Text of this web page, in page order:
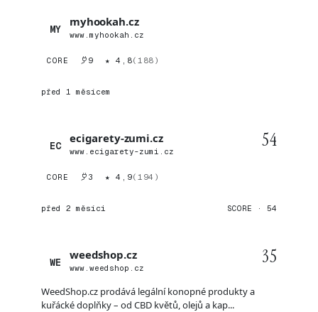
MY
myhookah.cz
www.myhookah.cz
CORE 9 ★ 4,8(188)
před 1 měsícem
EC
ecigarety-zumi.cz
www.ecigarety-zumi.cz
54
CORE 3 ★ 4,9(194)
před 2 měsíci SCORE · 54
WE
weedshop.cz
www.weedshop.cz
35
WeedShop.cz prodává legální konopné produkty a
kuřácké doplňky – od CBD květů, olejů a kap...